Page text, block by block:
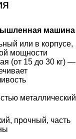
машина
или в корпусе,
мощности
(от 15 до 30 кг) —
металлический
прочный, часть